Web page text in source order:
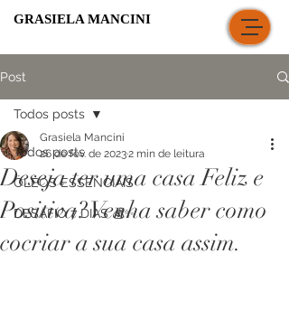
GRASIELA MANCINI
Post
Todos posts
ÓLEOS ESSENCIAIS
DESAFIO 7 DIAS 💰✨
Todos posts
Deseja ter uma casa Feliz e
Positiva? Venha saber como
cocriar a sua casa assim.
Grasiela Mancini
26 de fev. de 20232 min de leitura